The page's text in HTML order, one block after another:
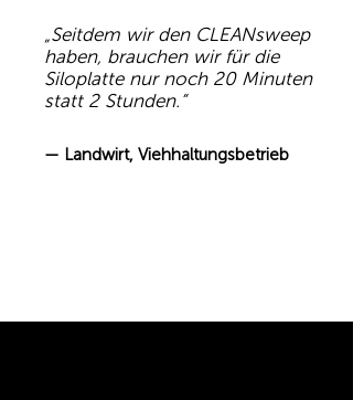
„Seitdem wir den CLEANsweep
haben, brauchen wir für die
Siloplatte nur noch 20 Minuten
statt 2 Stunden.“
— Landwirt, Viehhaltungsbetrieb